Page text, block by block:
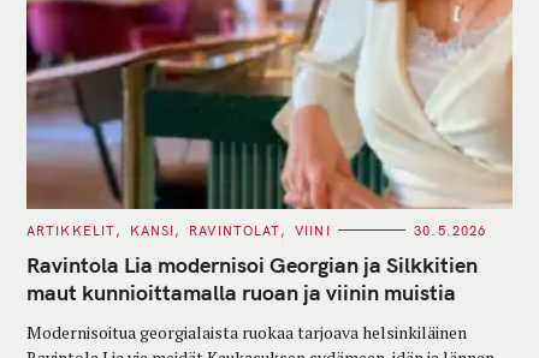
C
T
E
G
O
I
ARTIKKELIT KANSI RAVINTOLAT VIINI 30.5.2026
Ravintola Lia modernisoi Georgian ja Silkkitien
maut kunnioittamalla ruoan ja viinin muistia
Modernisoitua georgialaista ruokaa tarjoava helsinkiläinen